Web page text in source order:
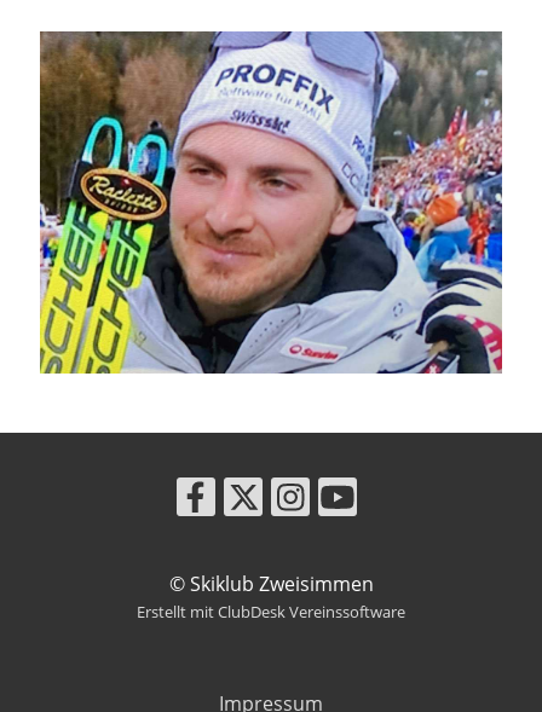
© Skiklub Zweisimmen
Erstellt mit ClubDesk Vereinssoftware
Impressum